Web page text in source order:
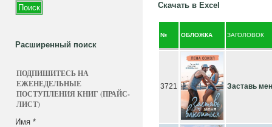
Расширенный поиск
ПОДПИШИТЕСЬ НА
ЕЖЕНЕДЕЛЬНЫЕ
ПОСТУПЛЕНИЯ КНИГ (ПРАЙС-
ЛИСТ)
Имя *
Скачать в Excel
№ ОБЛОЖКА ЗАГОЛОВОК
3721 Заставь